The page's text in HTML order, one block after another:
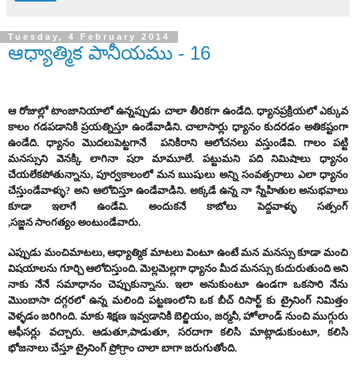
Tuesday, 4 February 2014
ఆధ్యాత్మిక పానీయము - 16
ఆ రోజుల్లో టాంజానియాలో ఉన్నప్పుడు చాలా తీరికగా ఉండేది. ధ్యానప్రక్రియలో ఎక్కువ
కాలం గడపడానికి ప్రయత్నిస్తూ ఉండేవాడిని. చాలాసార్లు ధ్యానం కుదరడం అతికష్టంగా
ఉండేది. ధ్యానం మొదలుపెట్టగానే పనికిరాని ఆలోచనలు వస్తుండేవి. గాలం పట్టి
మనస్సుని వెనక్కి లాగినా షరా మామూలే. పట్టుమని పది నిమిషాలు ధ్యానం
చేయలేకపోతున్నాను, పూర్వకాలంలో మన ఋషులు అన్ని సంవత్సరాలు ఎలా ధ్యానం
చేస్తుండేవాళ్ళు? అని ఆలోచిస్తూ ఉండేవాడిని. అక్కడే ఉన్న నా స్నేహితుల అనుభవాలు
కూడా ఇలాగే ఉండేవి. అందుకనే కాబోలు పెద్దవాళ్ళు సత్సంగ్
,సజ్జన సాంగత్యం అంటుండేవారు.
ఎప్పుడు మంచిమాటలు, ఆధ్యాత్మిక మాటలు వింటూ ఉంటే మన మనస్సు కూడా మంచి
విషయాలను గూర్చి ఆలోచిస్తుంది. మెల్లమెల్లగా ధ్యానం మీద మనస్సు కుదురుతుంది అని
నాకు నేనే సమాధానం చెప్పుకున్నాను. ఇలా అనుకుంటూ ఉండగా ఒకసారి నేను
మొంబాసా దగ్గరలో ఉన్న మలింది పట్టణంలోని ఒక బీచ్ రిసార్ట్ కు ట్రైనింగ్ నిమిత్తం
వెళ్ళడం జరిగింది. మాకు శిక్షణ ఇవ్వడానికి బెల్జియం, జర్మనీ, హోలాండ్ నుంచి ముగ్గురు
ఆఫీసర్లు వచ్చారు. ఆడుతూ,పాడుతూ, సరదాగా కలిసి మాట్లాడుకుంటూ, కలిసి
భోజనాలు చేస్తూ ట్రైనింగ్ ప్రోగ్రాం చాలా బాగా జరుగుతోంది.